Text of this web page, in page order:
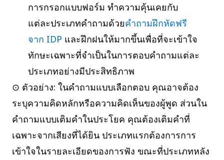
การกรอกแบบฟอร์ม ทำความคุ้นเคยกับ
แต่ละประเภทคำถามด้วยคำถามฝึกหัดฟรี
จาก IDP และฝึกฝนให้มากขึ้นเพื่อที่จะเข้าใจ
ทักษะเฉพาะที่จำเป็นในการตอบคำถามแต่ละ
ประเภทอย่างมีประสิทธิภาพ
⊙ ตัวอย่าง: ในคำถามแบบเลือกตอบ คุณอาจต้อง
ระบุความคิดหลักหรือความคิดเห็นของผู้พูด ส่วนใน
คำถามแบบเติมคำในประโยค คุณต้องเติมคำที่
เฉพาะจากเสียงที่ได้ยิน ประเภทแรกต้องการการ
เข้าใจในรายละเอียดของการฟัง ขณะที่ประเภทหลัง